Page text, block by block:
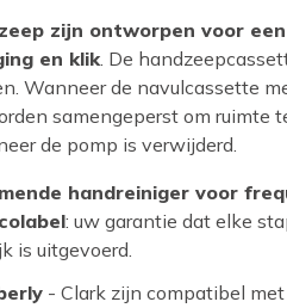
zijn ontworpen voor
en klik. De
Wanneer de navulcassette
samengeperst om ruimte
de pomp is verwijderd.
handreiniger voor
: uw garantie dat elke
is uitgevoerd.
- Clark zijn compatibel